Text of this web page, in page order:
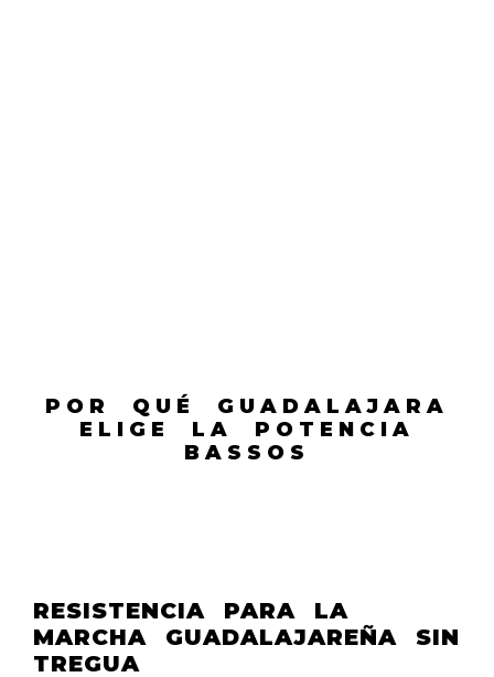
POR QUÉ GUADALAJARA
ELIGE LA POTENCIA
BASSOS
RESISTENCIA PARA LA
MARCHA GUADALAJAREÑA SIN
TREGUA